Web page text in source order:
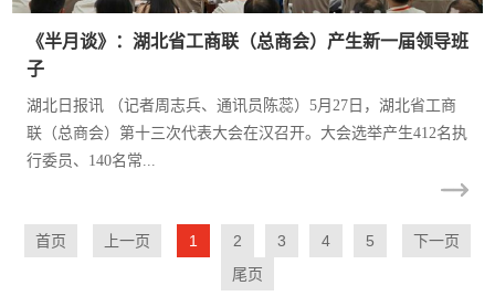
《半月谈》：湖北省工商联（总商会）产生新一届领导班
子
湖北日报讯 （记者周志兵、通讯员陈蕊）5月27日，湖北省工商
联（总商会）第十三次代表大会在汉召开。大会选举产生412名执
行委员、140名常...
首页 上一页 1 2 3 4 5
下一页
尾页